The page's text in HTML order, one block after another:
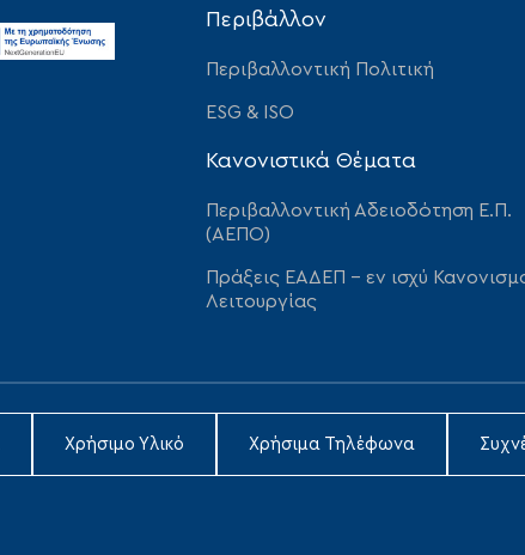
Περιβάλλον
Περιβαλλοντική Πολιτική
ESG & ISO
Κανονιστικά Θέματα
Περιβαλλοντική Αδειοδότηση Ε.Π.
(ΑΕΠΟ)
Πράξεις ΕΑΔΕΠ – εν ισχύ
Λειτουργίας
Χρήσιμο Υλικό Χρήσιμα Τηλέφωνα